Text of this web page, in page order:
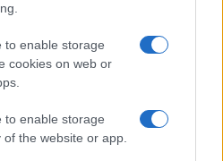
to enable storage
cookies on web or
to enable storage
the website or app.